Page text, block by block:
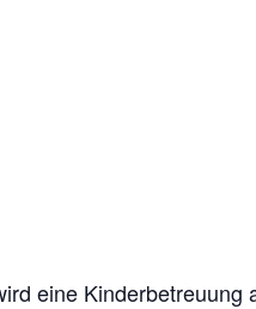
eine Kinderbetreuung